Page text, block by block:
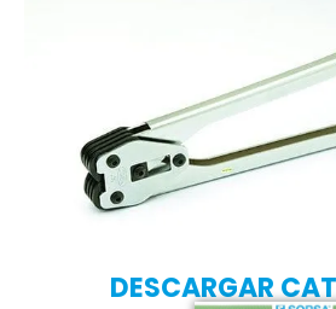
DESCARGAR